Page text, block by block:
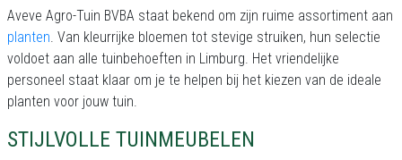
Aveve Agro-Tuin BVBA staat bekend om zijn ruime assortiment aan
planten. Van kleurrijke bloemen tot stevige struiken, hun selectie
voldoet aan alle tuinbehoeften in Limburg. Het vriendelijke
personeel staat klaar om je te helpen bij het kiezen van de ideale
planten voor jouw tuin.
STIJLVOLLE TUINMEUBELEN